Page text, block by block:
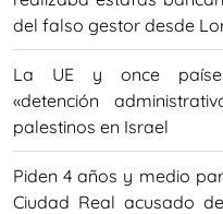
del falso gestor desde
La UE y once
«detención
palestinos en Israel
Piden 4 años y medio
Ciudad Real acusado